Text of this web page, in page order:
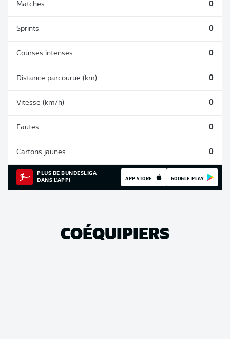
Matches 0
Sprints 0
Courses intenses 0
Distance parcourue (km) 0
Vitesse (km/h) 0
Fautes 0
Cartons jaunes 0
PLUS DE BUNDESLIGA
DANS L'APP!
APP STORE GOOGLE PLAY
COÉQUIPIERS